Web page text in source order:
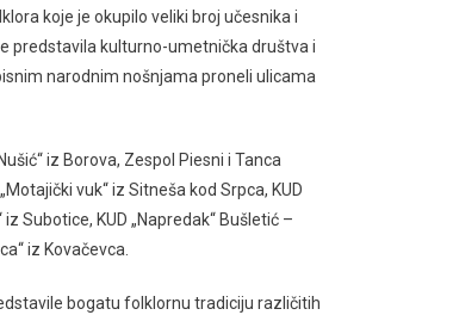
koje je okupilo veliki broj učesnika i
predstavila kulturno-umetnička društva i
narodnim nošnjama proneli ulicama
iz Borova, Zespol Piesni i Tanca
vuk“ iz Sitneša kod Srpca, KUD
iz Subotice, KUD „Napredak“ Bušletić –
iz Kovačevca.
bogatu folklornu tradiciju različitih